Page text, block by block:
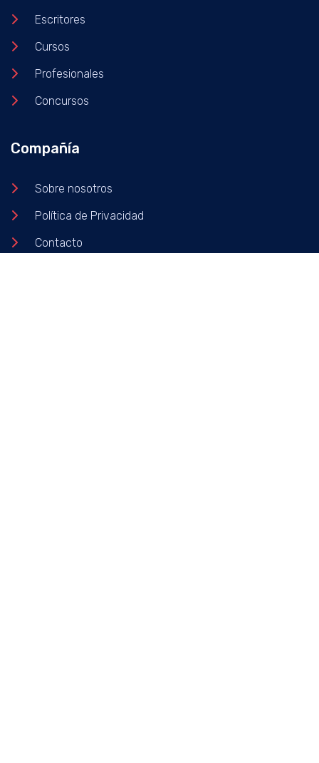
Escritores
Cursos
Profesionales
Concursos
Compañía
Sobre nosotros
Política de Privacidad
Contacto